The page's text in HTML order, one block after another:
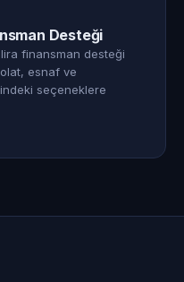
Desteği
finansman desteği
esnaf ve
seçeneklere